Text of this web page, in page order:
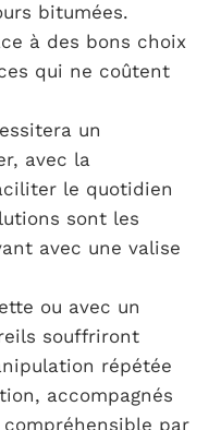
bitumées.
à des bons choix
qui ne coûtent
un
avec la
le quotidien
sont les
avec une valise
ou avec un
souffriront
répétée
accompagnés
par